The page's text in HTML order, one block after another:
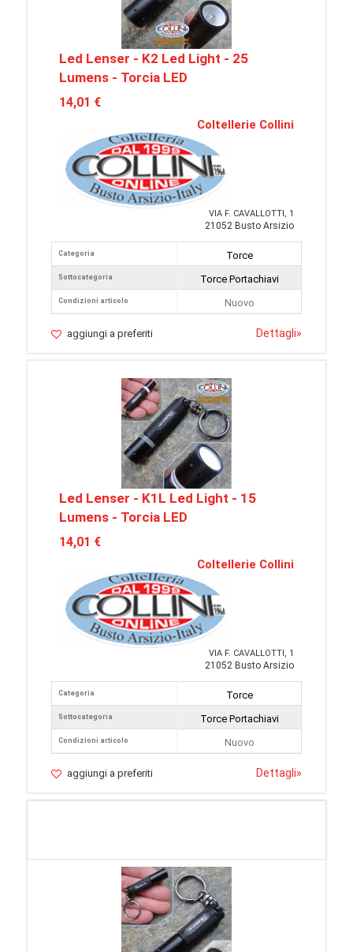
Led Lenser - K2 Led Light - 25
Lumens - Torcia LED
14,01 €
Coltellerie Collini
VIA F. CAVALLOTTI, 1
21052 Busto Arsizio
Categoria
Sottocategoria
Condizioni articolo
Torce
Torce Portachiavi
Nuovo
aggiungi a preferiti Dettagli»
Led Lenser - K1L Led Light - 15
Lumens - Torcia LED
14,01 €
Coltellerie Collini
VIA F. CAVALLOTTI, 1
21052 Busto Arsizio
Categoria
Sottocategoria
Condizioni articolo
Torce
Torce Portachiavi
Nuovo
aggiungi a preferiti Dettagli»